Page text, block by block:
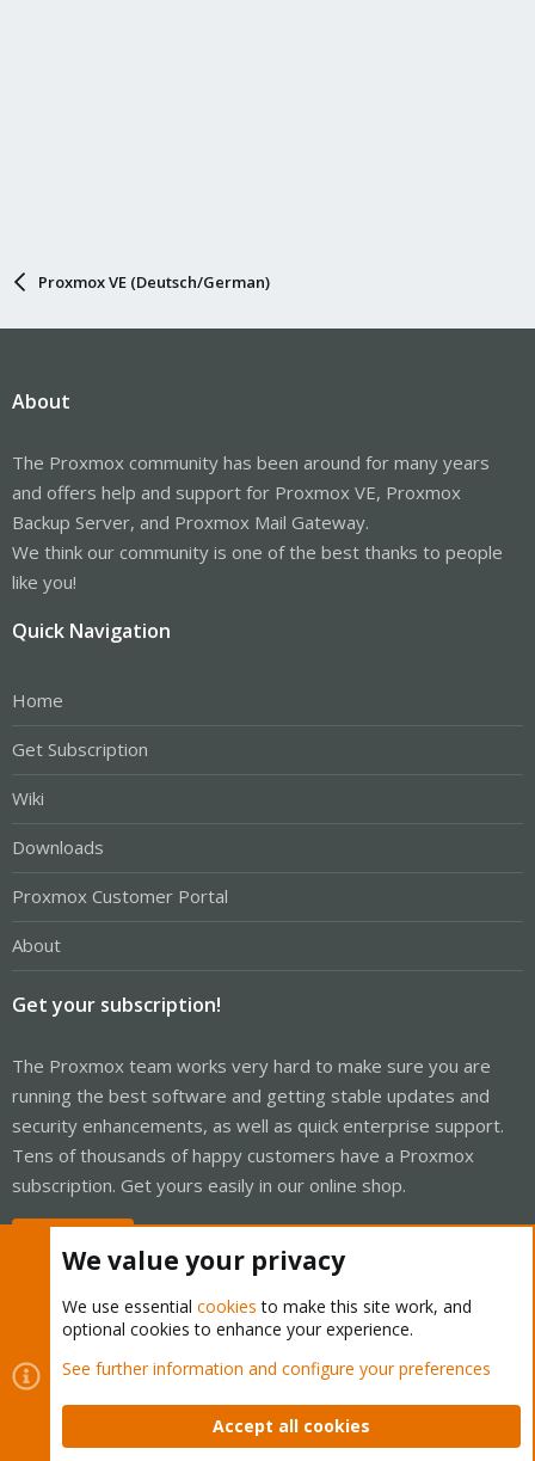
Proxmox VE (Deutsch/German)
About
The Proxmox community has been around for many years
and offers help and support for Proxmox VE, Proxmox
Backup Server, and Proxmox Mail Gateway.
We think our community is one of the best thanks to people
like you!
Quick Navigation
Home
Get Subscription
Wiki
Downloads
Proxmox Customer Portal
About
Get your subscription!
The Proxmox team works very hard to make sure you are
running the best software and getting stable updates and
security enhancements, as well as quick enterprise support.
Tens of thousands of happy customers have a Proxmox
subscription. Get yours easily in our online shop.
Cookies
Proxmox Support Forum - Light Mode
Contact us
Terms and rules Privacy policy Help Home
We value your privacy
We use essential cookies to make this site work, and
optional cookies to enhance your experience.
See further information and configure your preferences
Accept all cookies